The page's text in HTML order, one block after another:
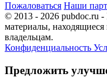
Пожаловаться Наши
© 2013 - 2026 pubdoc.ru -
материалы,
владельцам.
Конфиденциальность
Предложить